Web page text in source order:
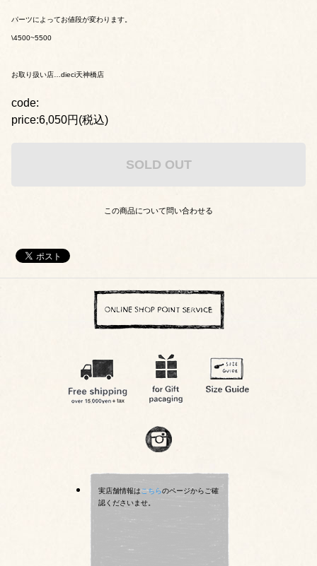
パーツによってお値段が変わります。
\4500~5500
お取り扱い店…dieci天神橋店
code:
price:6,050円(税込)
SOLD OUT
この商品について問い合わせる
実店舗情報はこちらのページからご確
認くださいませ。